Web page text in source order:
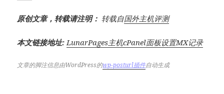
原创文章，转载请注明： 转载自国外主机评测
本文链接地址: LunarPages主机cPanel面板设置MX记录
文章的脚注信息由WordPress的wp-posturl插件自动生成